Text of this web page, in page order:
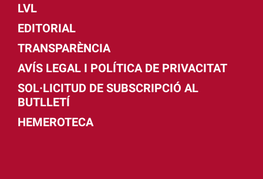
LVL
EDITORIAL
TRANSPARÈNCIA
AVÍS LEGAL I POLÍTICA DE PRIVACITAT
SOL·LICITUD DE SUBSCRIPCIÓ AL
BUTLLETÍ
HEMEROTECA